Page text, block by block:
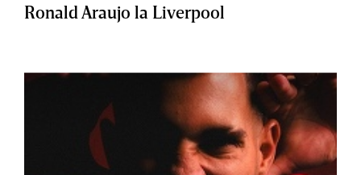
Ronald Araujo la Liverpool